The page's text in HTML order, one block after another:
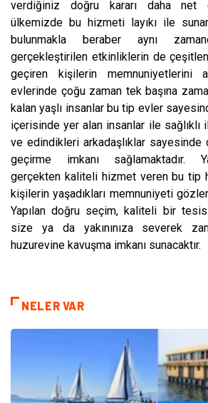
verdiğiniz doğru kararı daha net
ülkemizde bu hizmeti layıkı ile
bulunmakla beraber aynı
gerçekleştirilen etkinliklerin de
geçiren kişilerin memnuniyetlerini
evlerinde çoğu zaman tek başına
kalan yaşlı insanlar bu tip evler
içerisinde yer alan insanlar ile
ve edindikleri arkadaşlıklar
geçirme imkanı sağlamaktadır.
gerçekten kaliteli hizmet veren bu tip
kişilerin yaşadıkları memnuniyeti
Yapılan doğru seçim, kaliteli bir
size ya da yakınınıza severek
huzurevine kavuşma imkanı sunacaktır.
NELER VAR